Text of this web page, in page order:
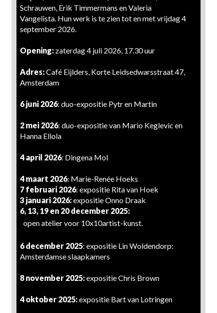
Schrauwen, Erik Timmermans en Valeria
Vangelista. Hun werk is te zien tot en met vrijdag 4
september 2026.
Opening: zaterdag 4 juli 2026, 17.30 uur
Adres:Café Eijlders, Korte Leidsedwarsstraat 47,
Amsterdam
6 juni 2026: duo-expositie Pytr en Martin
2 mei 2026: duo-expositie van Mario Keglevic en
Hanna Ellola
4 april 2026: Dingena Mol
4 maart 2026: Marie-Renée Hoeks
7 februari 2026: expositie Rita van Hoek
3 januari 2026:expositie Onno Draak
6, 13, 19 en 20 december 2025:
open atelier voor 10x10artist-kunst.
6 december 2025: expositie Lin Woldendorp:
Amsterdamse slaapkamers
8 november 2025:expositie Chris Brown
4 oktober 2025:expositie Bart van Lotringen